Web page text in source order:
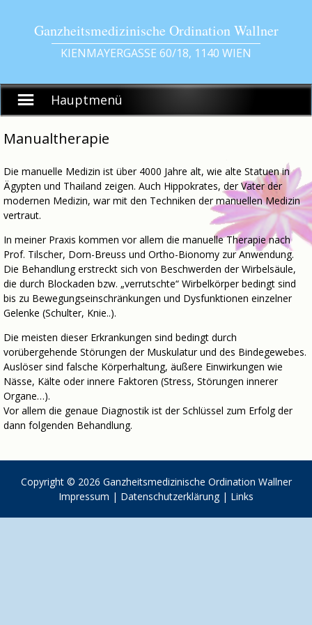
Ganzheitsmedizinische Ordination Wallner
KIENMAYERGASSE 60/18, 1140 WIEN
Hauptmenü
Manualtherapie
Die manuelle Medizin ist über 4000 Jahre alt, wie alte Statuen in
Ägypten und Thailand zeigen. Auch Hippokrates, der Vater der
modernen Medizin, war mit den Techniken der manuellen Medizin
vertraut.
In meiner Praxis kommen vor allem die manuelle Therapie nach
Prof. Tilscher, Dorn-Breuss und Ortho-Bionomy zur Anwendung.
Die Behandlung erstreckt sich von Beschwerden der Wirbelsäule,
die durch Blockaden bzw. „verrutschte“ Wirbelkörper bedingt sind
bis zu Bewegungseinschränkungen und Dysfunktionen einzelner
Gelenke (Schulter, Knie..).
Die meisten dieser Erkrankungen sind bedingt durch
vorübergehende Störungen der Muskulatur und des Bindegewebes.
Auslöser sind falsche Körperhaltung, äußere Einwirkungen wie
Nässe, Kälte oder innere Faktoren (Stress, Störungen innerer
Organe…).
Vor allem die genaue Diagnostik ist der Schlüssel zum Erfolg der
dann folgenden Behandlung.
Copyright © 2026 Ganzheitsmedizinische Ordination Wallner
Impressum | Datenschutzerklärung | Links